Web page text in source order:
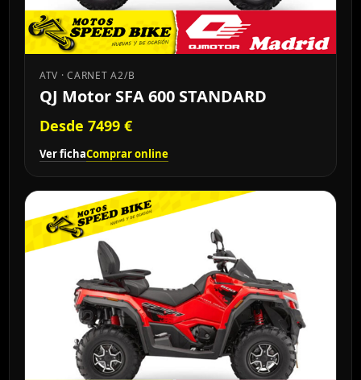
ATV · CARNET A2/B
QJ Motor SFA 600 STANDARD
Desde 7499 €
Ver fichaComprar online